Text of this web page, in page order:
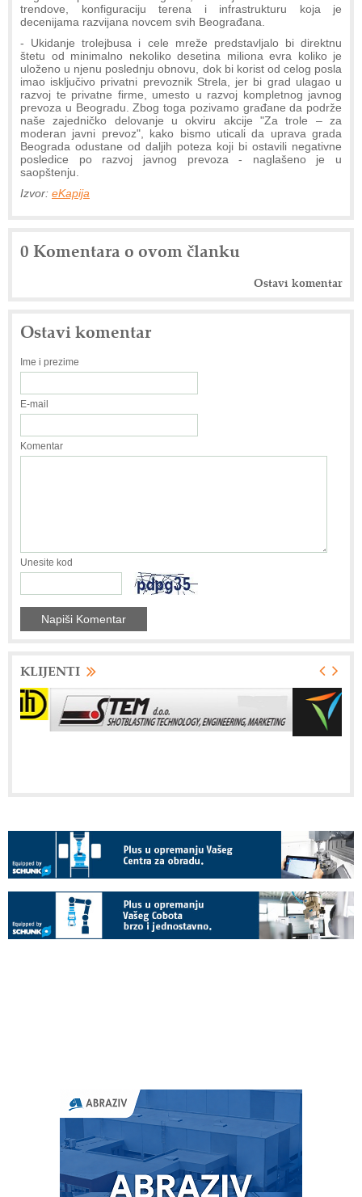
trendove, konfiguraciju terena i infrastrukturu koja je
decenijama razvijana novcem svih Beograđana.
- Ukidanje trolejbusa i cele mreže predstavljalo bi direktnu
štetu od minimalno nekoliko desetina miliona evra koliko je
uloženo u njenu poslednju obnovu, dok bi korist od celog posla
imao isključivo privatni prevoznik Strela, jer bi grad ulagao u
razvoj te privatne firme, umesto u razvoj kompletnog javnog
prevoza u Beogradu. Zbog toga pozivamo građane da podrže
naše zajedničko delovanje u okviru akcije "Za trole – za
moderan javni prevoz", kako bismo uticali da uprava grada
Beograda odustane od daljih poteza koji bi ostavili negativne
posledice po razvoj javnog prevoza - naglašeno je u
saopštenju.
Izvor: eKapija
0 Komentara o ovom članku
Ostavi komentar
Ostavi komentar
Ime i prezime
E-mail
Komentar
Unesite kod
KLIJENTI